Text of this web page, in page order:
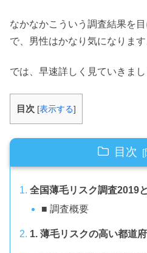
なかなかこういう調査結果を
で、男性はかなり気になりま
では、早速詳しく見ていきまし
目次 [表示する]
目次
全国薄毛リスク調査2019
■ 調査概要
1. 薄毛リスクの高い都道